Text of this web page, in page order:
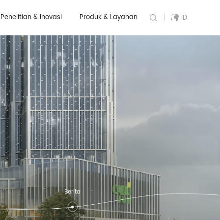
Penelitian & Inovasi Produk & Layanan ID
Berita